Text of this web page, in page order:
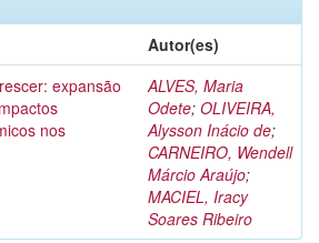
Autor(es)
expansão
nos
ALVES, Maria
Odete; OLIVEIRA,
Alysson Inácio de;
CARNEIRO, Wendell
Márcio Araújo;
MACIEL, Iracy
Soares Ribeiro